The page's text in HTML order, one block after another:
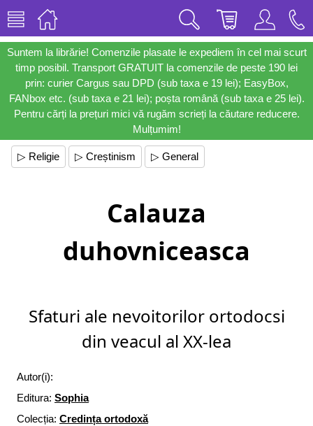
Suntem la librărie! Comenzile plasate le expediem în cel mai scurt
timp posibil. Transport GRATUIT la comenzile de peste 190 lei
prin: curier Cargus sau DPD (sub taxa e 19 lei); EasyBox,
FANbox etc. (sub taxa e 21 lei); poșta română (sub taxa e 25 lei).
Pentru cărți la prețuri mici vă rugăm scrieți la căutare reducere.
Mulțumim!
▷ Religie ▷ Creștinism ▷ General
Calauza
duhovniceasca
Sfaturi ale nevoitorilor ortodocsi
din veacul al XX-lea
Autor(i):
Editura: Sophia
Colecția: Credința ortodoxă